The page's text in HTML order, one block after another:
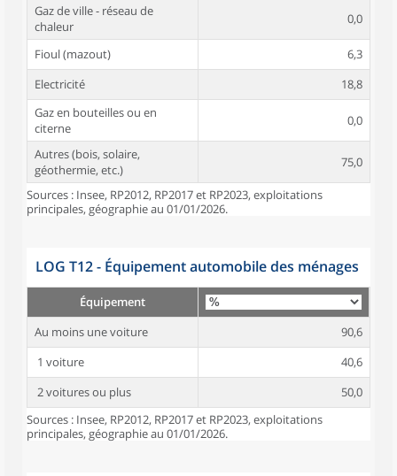
Gaz de ville - réseau de
chaleur
0,0
Fioul (mazout)
6,3
Electricité
18,8
Gaz en bouteilles ou en
citerne
0,0
Autres (bois, solaire,
géothermie, etc.)
75,0
Sources : Insee, RP2012, RP2017 et RP2023, exploitations
principales, géographie au 01/01/2026.
LOG T12 - Équipement automobile des ménages
Équipement
Au moins une voiture
90,6
1 voiture
40,6
2 voitures ou plus
50,0
Sources : Insee, RP2012, RP2017 et RP2023, exploitations
principales, géographie au 01/01/2026.